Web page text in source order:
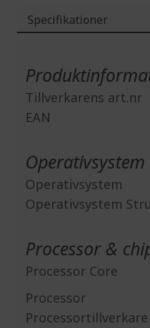
Specifikationer
Tillverkarens art.nr
EAN
Operativsystem
Operativsystem
Operativsystem
Processor &
Processor Core
Processor
Processortillverkare